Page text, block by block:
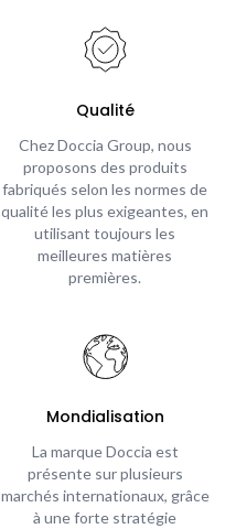
Qualité
Chez Doccia Group, nous
proposons des produits
fabriqués selon les normes de
qualité les plus exigeantes, en
utilisant toujours les
meilleures matières
premières.
Mondialisation
La marque Doccia est
présente sur plusieurs
marchés internationaux, grâce
à une forte stratégie